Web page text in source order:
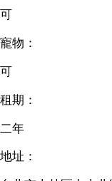
可
寵物：
可
租期：
二年
地址：